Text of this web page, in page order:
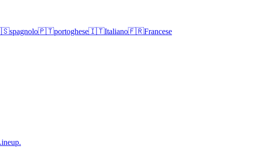
spagnolo🇵🇹portoghese🇮🇹Italiano🇫🇷Francese